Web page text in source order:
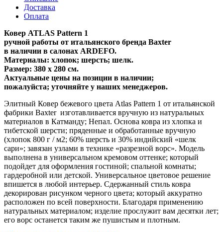
Доставка
Оплата
Ковер ATLAS Pattern 1
ручной работы от итальянского бренда Baxter
в наличии в салонах ARDEFO.
Материалы: хлопок; шерсть; шелк.
Размер: 380 х 280 см.
Актуальные цены на позиции в наличии;
пожалуйста; уточняйте у наших менеджеров.
Элитный Ковер бежевого цвета Atlas Pattern 1 от итальянской
фабрики Baxter изготавливается вручную из натуральных
материалов в Катманду; Непал. Основа ковра из хлопка и
тибетской шерсти; пряденные и обработанные вручную
(хлопок 800 г / м2; 60% шерсть и 30% индийский «шелк
сари»; завязан узлами в технике «разрезной ворс». Модель
выполнена в универсальном кремовом оттенке; который
подойдет для оформления гостиной; спальной комнаты;
гардеробной или детской. Универсальное цветовое решение
впишется в любой интерьер. Сдержанный стиль ковра
декорирован рисунком черного цвета; который аккуратно
расположен по всей поверхности. Благодаря применению
натуральных материалом; изделие прослужит вам десятки лет;
его ворс останется таким же пушистым и плотным.